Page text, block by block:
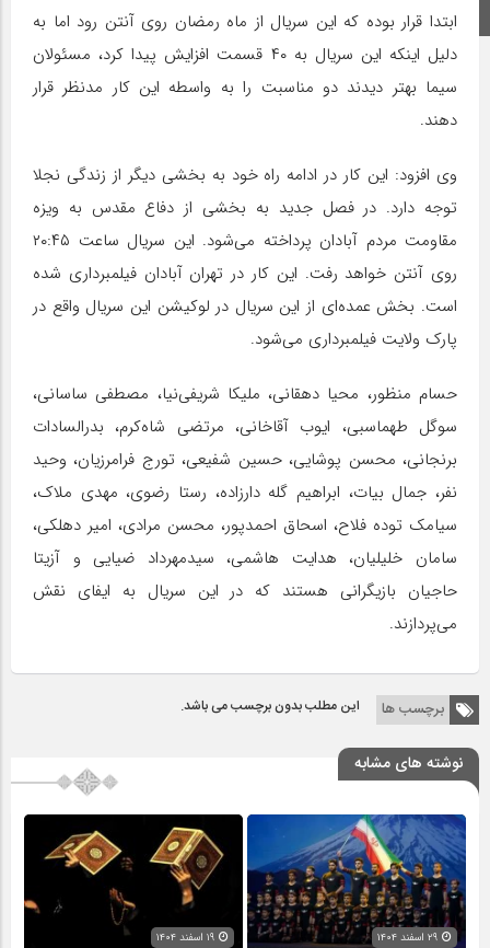
اینستاگرام
ابتدا قرار بوده که این سریال از ماه رمضان روی آنتن رود اما به
دلیل اینکه این سریال به ۴۰ قسمت افزایش پیدا کرد، مسئولان
سیما بهتر دیدند دو مناسبت را به واسطه این کار مدنظر قرار
دهند.
وی افزود: این کار در ادامه راه خود به بخشی دیگر از زندگی نجلا
توجه دارد. در فصل جدید به بخشی از دفاع مقدس به ویزه
مقاومت مردم آبادان پرداخته می‌شود. این سریال ساعت ۲۰:۴۵
روی آنتن خواهد رفت. این کار در تهران آبادان فیلمبرداری شده
است. بخش عمده‌ای از این سریال در لوکیشن این سریال واقع در
پارک ولایت فیلمبرداری می‌شود.
حسام منظور، محیا دهقانی، ملیکا شریفی‌نیا، مصطفی ساسانی،
سوگل طهماسبی، ایوب آقاخانی، مرتضی شاه‌کرم، بدرالسادات
برنجانی، محسن پوشایی، حسین شفیعی، تورج فرامرزیان، وحید
نفر، جمال بیات، ابراهیم گله دارزاده، رستا رضوی، مهدی ملاک،
سیامک توده فلاح، اسحاق احمدپور، محسن مرادی، امیر دهلکی،
سامان خلیلیان، هدایت هاشمی، سیدمهرداد ضیایی و آزیتا
حاجیان بازیگرانی هستند که در این سریال به ایفای نقش
می‌پردازند.
برچسب ها این مطلب بدون برچسب می باشد.
نوشته های مشابه